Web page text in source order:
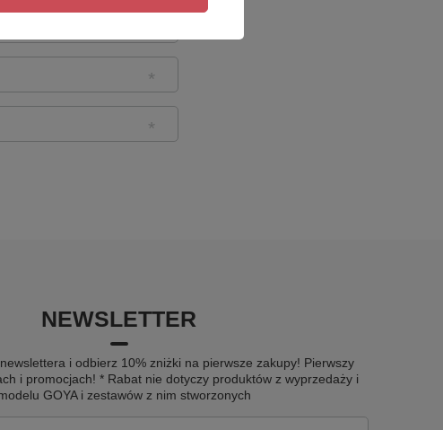
NEWSLETTER
i odbierz 10% zniżki na pierwsze zakupy! Pierwszy
i promocjach! * Rabat nie dotyczy produktów z wyprzedaży i
GOYA i zestawów z nim stworzonych